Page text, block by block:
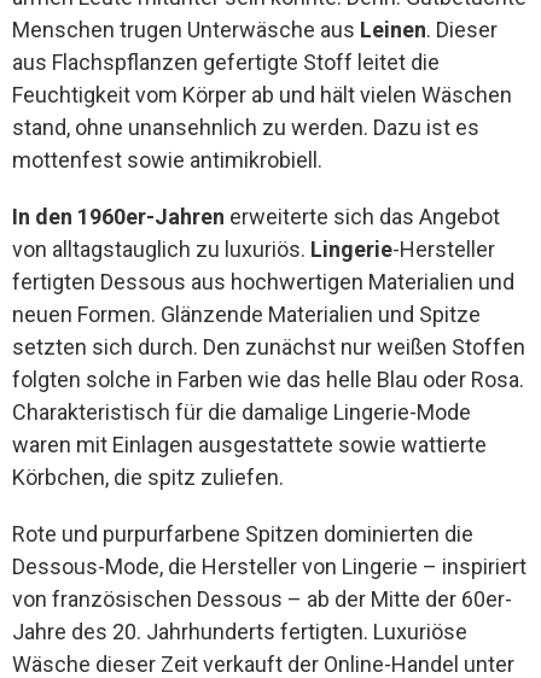
Menschen trugen Unterwäsche aus Leinen. Dieser
aus Flachspflanzen gefertigte Stoff leitet die
Feuchtigkeit vom Körper ab und hält vielen Wäschen
stand, ohne unansehnlich zu werden. Dazu ist es
mottenfest sowie antimikrobiell.
In den 1960er-Jahren erweiterte sich das Angebot
von alltagstauglich zu luxuriös. Lingerie-Hersteller
fertigten Dessous aus hochwertigen Materialien und
neuen Formen. Glänzende Materialien und Spitze
setzten sich durch. Den zunächst nur weißen Stoffen
folgten solche in Farben wie das helle Blau oder Rosa.
Charakteristisch für die damalige Lingerie-Mode
waren mit Einlagen ausgestattete sowie wattierte
Körbchen, die spitz zuliefen.
Rote und purpurfarbene Spitzen dominierten die
Dessous-Mode, die Hersteller von Lingerie – inspiriert
von französischen Dessous – ab der Mitte der 60er-
Jahre des 20. Jahrhunderts fertigten. Luxuriöse
Wäsche dieser Zeit verkauft der Online-Handel unter